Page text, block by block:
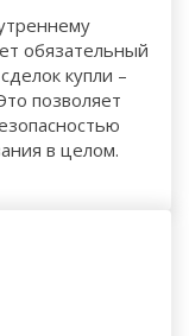
обязательный
купли –
позволяет
в целом.